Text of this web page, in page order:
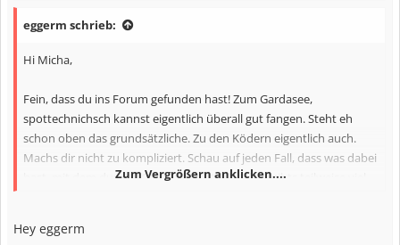
eggerm schrieb:
Hi Micha,
Fein, dass du ins Forum gefunden hast! Zum Gardasee,
spottechnichsch kannst eigentlich überall gut fangen. Steht eh
schon oben das grundsätzliche. Zu den Ködern eigentlich auch.
Machs dir nicht zu kompliziert. Schau auf jeden Fall, dass was dabei
hast, mit dem durchs Kraut kommst. Von dem gibts teilweise viel
Senkos würd ich auch noch mitnehmen...
Zum Vergrößern anklicken....
Hey eggerm